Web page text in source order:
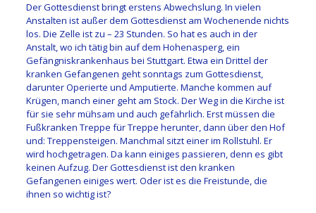
Der Gottesdienst bringt erstens Abwechslung. In vielen
Anstalten ist außer dem Gottesdienst am Wochenende nichts
los. Die Zelle ist zu – 23 Stunden. So hat es auch in der
Anstalt, wo ich tätig bin auf dem Hohenasperg, ein
Gefängniskrankenhaus bei Stuttgart. Etwa ein Drittel der
kranken Gefangenen geht sonntags zum Gottesdienst,
darunter Operierte und Amputierte. Manche kommen auf
Krügen, manch einer geht am Stock. Der Weg in die Kirche ist
für sie sehr mühsam und auch gefährlich. Erst müssen die
Fußkranken Treppe für Treppe herunter, dann über den Hof
und: Treppensteigen. Manchmal sitzt einer im Rollstuhl. Er
wird hochgetragen. Da kann einiges passieren, denn es gibt
keinen Aufzug. Der Gottesdienst ist den kranken
Gefangenen einiges wert. Oder ist es die Freistunde, die
ihnen so wichtig ist?